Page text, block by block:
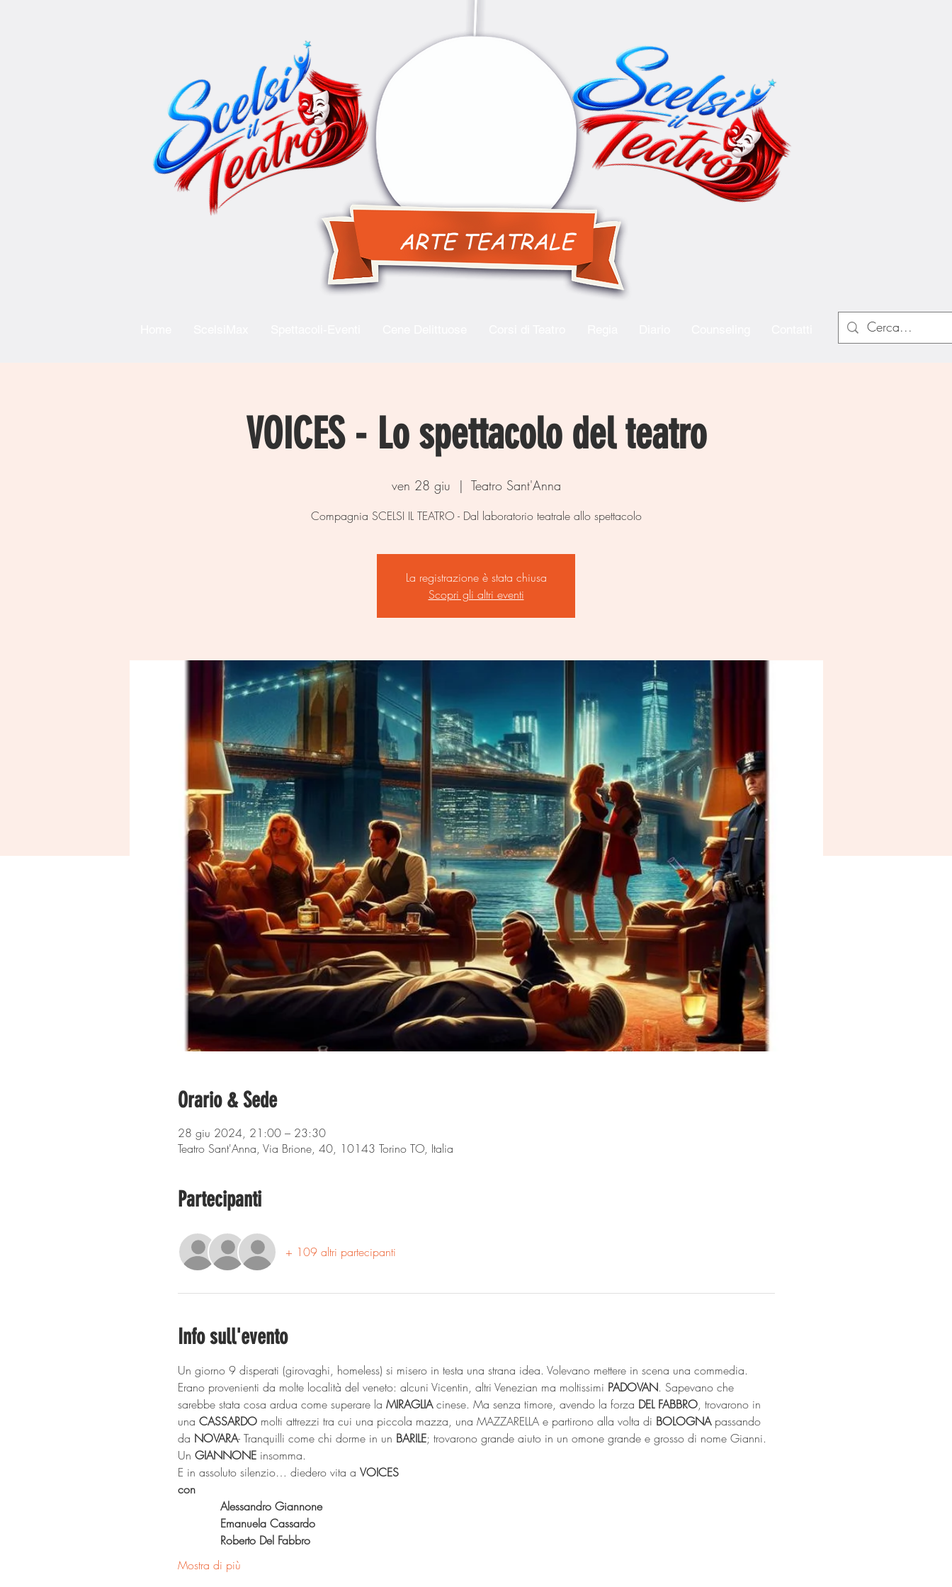
ARTE TEATRALE
VOICES - Lo spettacolo del teatro
ven 28 giu
  |
Teatro Sant'Anna
Compagnia SCELSI IL TEATRO - Dal laboratorio teatrale allo spettacolo
La registrazione è stata chiusa
Scopri gli altri eventi
Orario & Sede
28 giu 2024, 21:00 – 23:30
Teatro Sant'Anna, Via Brione, 40, 10143 Torino TO, Italia
Partecipanti
+ 109 altri partecipanti
Info sull'evento
Un giorno 9 disperati (girovaghi, homeless) si misero in testa una strana idea. Volevano mettere in scena una commedia.
Erano provenienti da molte località del veneto: alcuni Vicentin, altri Venezian ma moltissimi PADOVAN. Sapevano che
sarebbe stata cosa ardua come superare la MIRAGLIA cinese. Ma senza timore, avendo la forza DEL FABBRO, trovarono in
una CASSARDO molti attrezzi tra cui una piccola mazza, una MAZZARELLA e partirono alla volta di BOLOGNA passando
da NOVARA- Tranquilli come chi dorme in un BARILE; trovarono grande aiuto in un omone grande e grosso di nome Gianni.
Un GIANNONE insomma.
E in assoluto silenzio… diedero vita a VOICES
con
Alessandro Giannone
Emanuela Cassardo
Roberto Del Fabbro
Mostra di più